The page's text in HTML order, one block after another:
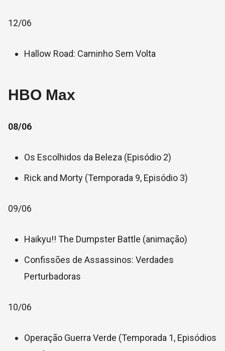
12/06
Hallow Road: Caminho Sem Volta
HBO Max
08/06
Os Escolhidos da Beleza (Episódio 2)
Rick and Morty (Temporada 9, Episódio 3)
09/06
Haikyu!! The Dumpster Battle (animação)
Confissões de Assassinos: Verdades
Perturbadoras
10/06
Operação Guerra Verde (Temporada 1, Episódios